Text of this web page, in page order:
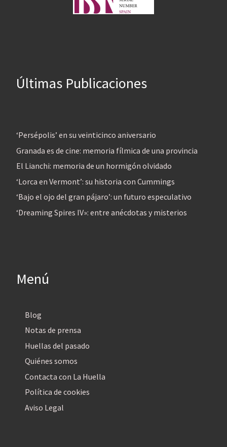
Últimas Publicaciones
‘Persépolis’ en su veinticinco aniversario
Granada es de cine: memoria fílmica de una provincia
El Lianchi: memoria de un hormigón olvidado
‘Lorca en Vermont’: su historia con Cummings
‘Bajo el ojo del gran pájaro’: un futuro especulativo
‘Dreaming Spires IV»: entre anécdotas y misterios
Menú
Blog
Notas de prensa
Huellas del pasado
Quiénes somos
Contacta con La Huella
Política de cookies
Aviso Legal